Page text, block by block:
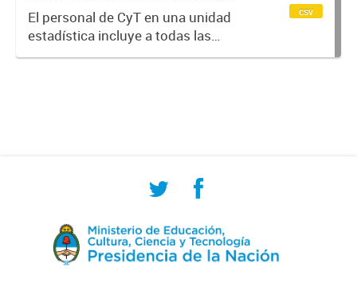
Tecnología Argentino (SICYTAR)
El personal de CyT en una unidad
estadística incluye a todas las
personas involucradas
csv